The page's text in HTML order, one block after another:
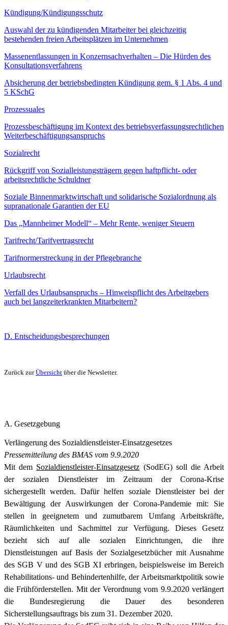
Kündigung/Kündigungsschutz
Auswahl der zu kündigenden Mitarbeiter bei gleichzeitig
bestehenden freien Arbeitsplätzen im Unternehmen
Massenentlassungen in Konzernsachverhalten – Die Hürden des
Konsultationsverfahrens
Absicherung der betriebsbedingten Kündigung gem. § 1 Abs. 4 und
5 KSchG
Prozessuales
Prozessbeschäftigung im Kontext des betriebsverfassungsrechtlichen
Weiterbeschäftigungsanspruchs
Sozialrecht
Rückgriff von Sozialleistungsträgern gegen haftpflicht- oder
arbeitsrechtliche Schuldner
Soziale Binnenmarktwirtschaft und solidarische Sozialordnung als
supranationale Garantien der EU
Das „Mannheimer Modell“ – Mehr Rente, weniger Steuern
Tarifrecht/Tarifvertragsrecht
Tarifnormerstreckung in der Pflegebranche
Urlaubsrecht
Verfall des Urlaubsanspruchs – Hinweispflicht des Arbeitgebers
auch bei langzeiterkrankten Mitarbeitern?
D. Entscheidungsbesprechungen
Zurück zurÜbersicht über die Newsletter.
A. Gesetzgebung
Verlängerung des Sozialdienstleister-Einsatzgesetzes
Pressemitteilung des BMAS vom 9.9.2020
Mit dem Sozialdienstleister-Einsatzgesetz (SodEG) soll die Arbeit
der sozialen Dienstleister im Zeitraum der Corona-Krise
sichergestellt werden. Dafür helfen soziale Dienstleister bei der
Bewältigung der Auswirkungen der Corona-Pandemie mit: Sie
stellen in geeignetem und zumutbarem Umfang Arbeitskräfte,
Räumlichkeiten und Sachmittel zur Verfügung. Dieses Gesetz
bezieht sich auf alle sozialen Einrichtungen, die ihre
Dienstleistungen auf Basis der Sozialgesetzbücher mit Ausnahme
des SGB V und des SGB XI erbringen, beispielsweise im Bereich
Rehabilitations- und Behindertenhilfe, der Arbeitsmarktpolitik sowie
die Frühförderstellen. Mit der Verordnung vom 9.9.2020 verlängert
die Bundesregierung die Dauer des besonderen
Sicherstellungsauftrags bis zum 31. Dezember 2020.